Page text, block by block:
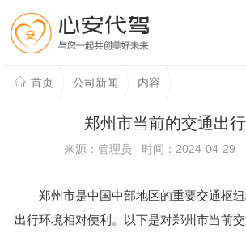
首页 公司新闻 内容
郑州市当前的交通出
来源：管理员 时间：2024-04-29
郑州市是中国中部地区的重要交通枢纽
出行环境相对便利。以下是对郑州市当前